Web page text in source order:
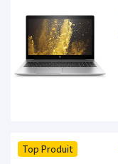
Top Produit